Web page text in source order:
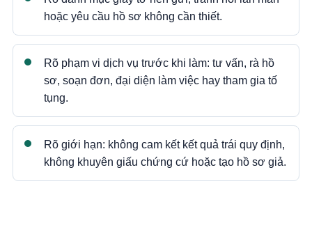
hoặc yêu cầu hồ sơ không cần thiết.
Rõ phạm vi dịch vụ trước khi làm: tư vấn, rà hồ
sơ, soạn đơn, đại diện làm việc hay tham gia tố
tụng.
Rõ giới hạn: không cam kết kết quả trái quy định,
không khuyên giấu chứng cứ hoặc tạo hồ sơ giả.